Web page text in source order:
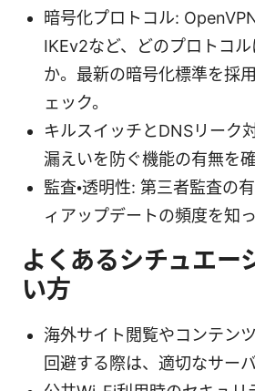
暗号化プロトコル:
IKEv2など、どのプロトコ
か。最新の暗号化標準を採
ェック。
キルスイッチとDNSリーク
漏えいを防ぐ機能の有無を確
監査・透明性: 第三者監査の
ィアップデートの頻度を知
よくあるシチュエー
い方
海外サイト閲覧やコンテン
回避する際は、適切なサー